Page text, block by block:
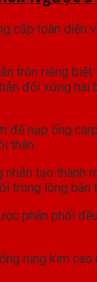
cấp toàn diện
tròn riêng
đối xứng hai
để nạp ống
thân.
nhẫn tạo thành
trong lòng bàn
phân phối
rung kim cao